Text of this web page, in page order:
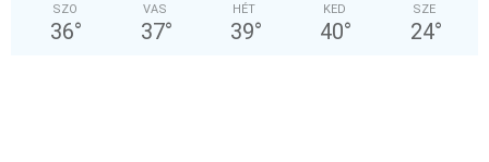
SZO
36°
VAS
37°
HÉT
39°
KED
40°
SZE
24°